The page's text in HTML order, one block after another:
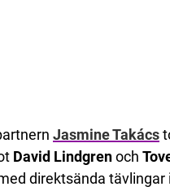
Jasmine Takács
David Lindgrenoch
direktsända